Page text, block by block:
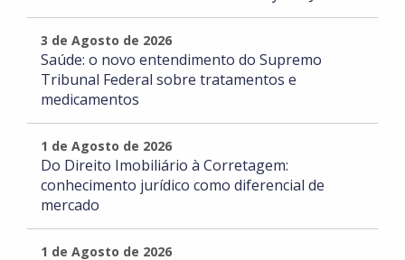
3 de Agosto de 2026
Saúde: o novo entendimento do Supremo
Tribunal Federal sobre tratamentos e
medicamentos
1 de Agosto de 2026
Do Direito Imobiliário à Corretagem:
conhecimento jurídico como diferencial de
mercado
1 de Agosto de 2026